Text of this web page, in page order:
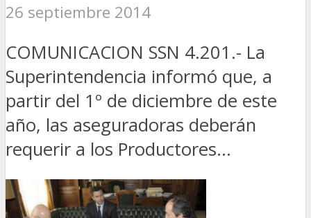
26 septiembre 2014
COMUNICACION SSN 4.201.- La
Superintendencia informó que, a
partir del 1º de diciembre de este
año, las aseguradoras deberán
requerir a los Productores...